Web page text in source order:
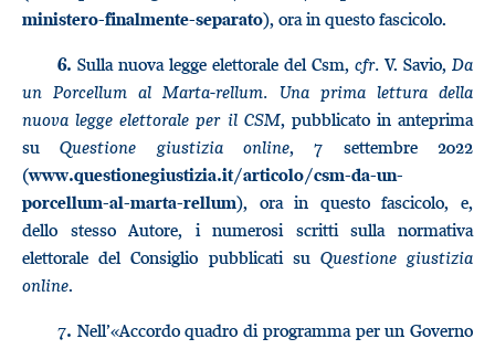
ministero-finalmente-separato), ora in questo fascicolo.
6. Sulla nuova legge elettorale del Csm, cfr. V. Savio, Da
un Porcellum al Marta-rellum. Una prima lettura della
nuova legge elettorale per il CSM, pubblicato in anteprima
su Questione giustizia online, 7 settembre 2022
(www.questionegiustizia.it/articolo/csm-da-un-
porcellum-al-marta-rellum), ora in questo fascicolo, e,
dello stesso Autore, i numerosi scritti sulla normativa
elettorale del Consiglio pubblicati su Questione giustizia
online.
7. Nell’«Accordo quadro di programma per un Governo